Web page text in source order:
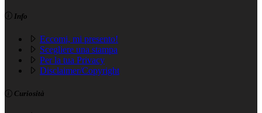
Info
Eccomi, mi presento!
Scegliere una stampa
Per la tua Privacy
Disclaimer/Copyright
Curiosità